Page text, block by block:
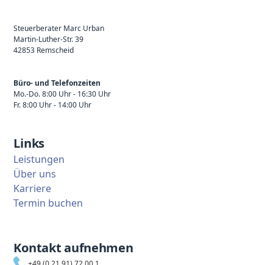
Steuerberater Marc Urban
Martin-Luther-Str. 39
42853 Remscheid
Büro- und Telefonzeiten
Mo.-Do. 8:00 Uhr - 16:30 Uhr
Fr. 8:00 Uhr - 14:00 Uhr
Links
Leistungen
Über uns
Karriere
Termin buchen
Kontakt aufnehmen